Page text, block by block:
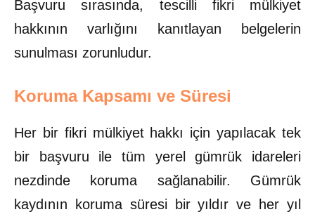
Başvuru sırasında, tescilli fikri mülkiyet
hakkının varlığını kanıtlayan belgelerin
sunulması zorunludur.
Koruma Kapsamı ve Süresi
Her bir fikri mülkiyet hakkı için yapılacak tek
bir başvuru ile tüm yerel gümrük idareleri
nezdinde koruma sağlanabilir. Gümrük
kaydının koruma süresi bir yıldır ve her yıl